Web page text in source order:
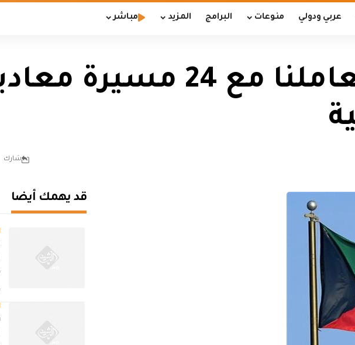
عربي ودولي منوعات البرامج المزيد مباشر
الجيش الكويتي: تعاملنا مع 24
شارك
قد يهمك أيضا